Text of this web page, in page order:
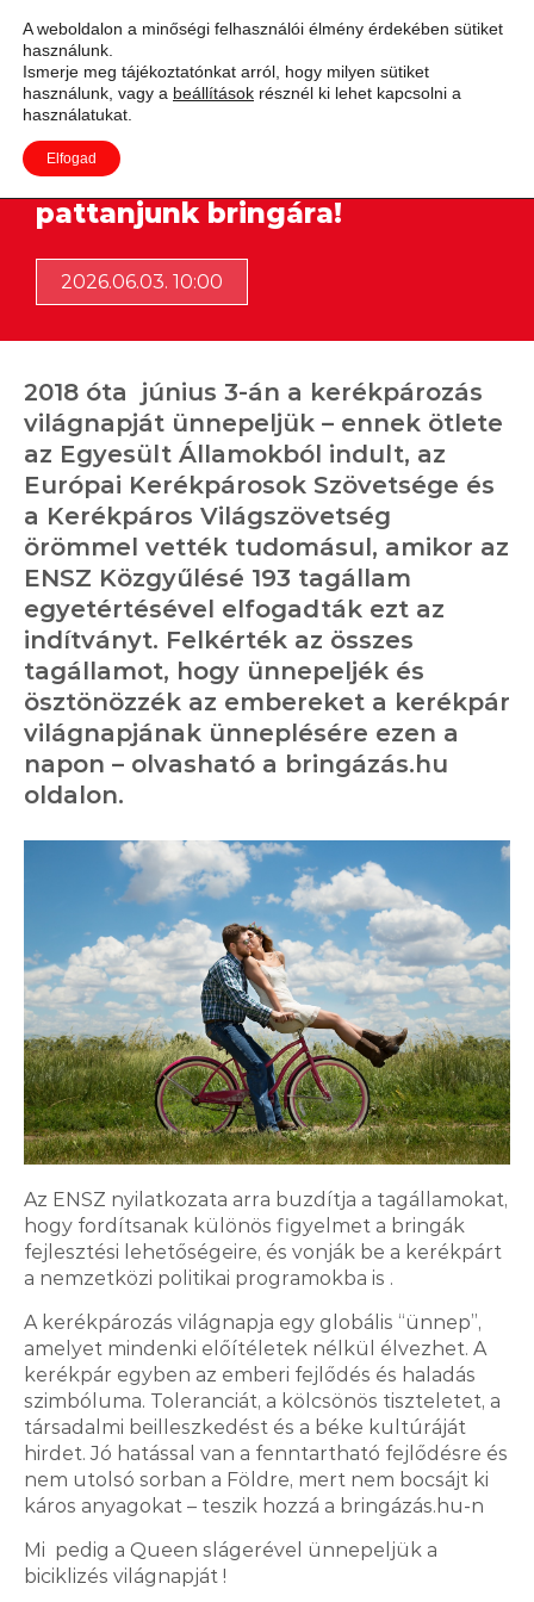
Adás
A kerékpározás világnapján
pattanjunk bringára!
2026.06.03. 10:00
2018 óta június 3-án a kerékpározás
világnapját ünnepeljük – ennek ötlete
az Egyesült Államokból indult, az
Európai Kerékpárosok Szövetsége és
a Kerékpáros Világszövetség
örömmel vették tudomásul, amikor az
ENSZ Közgyűlésé 193 tagállam
egyetértésével elfogadták ezt az
indítványt. Felkérték az összes
tagállamot, hogy ünnepeljék és
ösztönözzék az embereket a kerékpár
világnapjának ünneplésére ezen a
napon – olvasható a bringázás.hu
oldalon.
Az ENSZ nyilatkozata arra buzdítja a tagállamokat,
hogy fordítsanak különös figyelmet a bringák
fejlesztési lehetőségeire, és vonják be a kerékpárt
a nemzetközi politikai programokba is .
A kerékpározás világnapja egy globális “ünnep”,
amelyet mindenki előítéletek nélkül élvezhet. A
kerékpár egyben az emberi fejlődés és haladás
szimbóluma. Toleranciát, a kölcsönös tiszteletet, a
társadalmi beilleszkedést és a béke kultúráját
hirdet. Jó hatással van a fenntartható fejlődésre és
nem utolsó sorban a Földre, mert nem bocsájt ki
káros anyagokat – teszik hozzá a bringázás.hu-n
Mi pedig a Queen slágerével ünnepeljük a
biciklizés világnapját !
2026.08.06. 08:00
Negyed százada kötötték meg
A weboldalon a minőségi felhasználói élmény érdekében sütiket
használunk.
Ismerje meg tájékoztatónkat arról, hogy milyen sütiket
használunk, vagy a beállítások résznél ki lehet kapcsolni a
használatukat.
Elfogad